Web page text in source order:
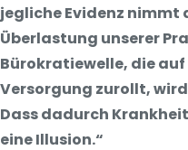
jegliche Evidenz
Überlastung unserer
Bürokratiewelle, die
Versorgung zurollt,
Dass dadurch
eine Illusion.“